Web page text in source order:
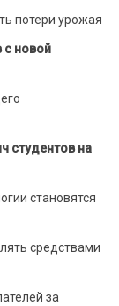
потери урожая
с новой
студентов на
становятся
средствами
за